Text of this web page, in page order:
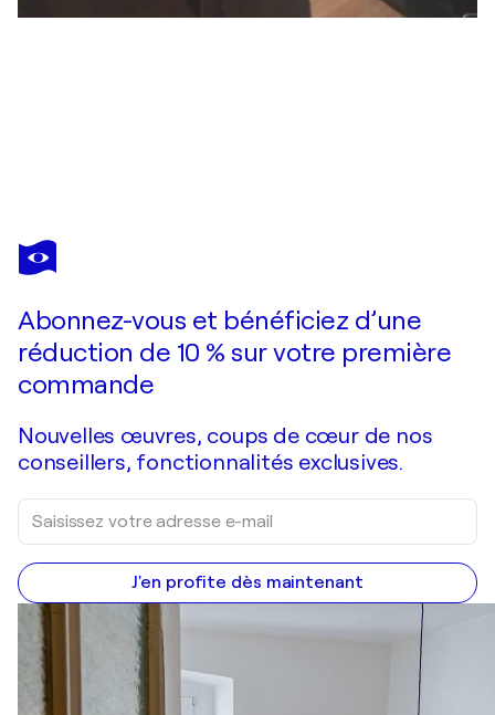
RENAUD ANGERVILLE-LANGLOIS
"Odyssée"
Abonnez-vous et bénéficiez d’une
réduction de 10 % sur votre première
commande
Nouvelles œuvres, coups de cœur de nos
conseillers, fonctionnalités exclusives.
J'en profite dès maintenant